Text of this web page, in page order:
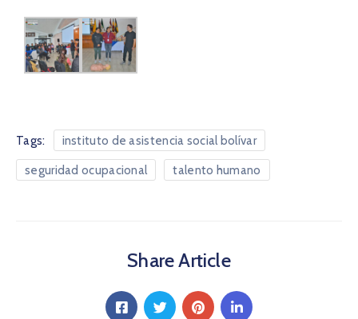
Tags: instituto de asistencia social bolívar
seguridad ocupacional talento humano
Share Article